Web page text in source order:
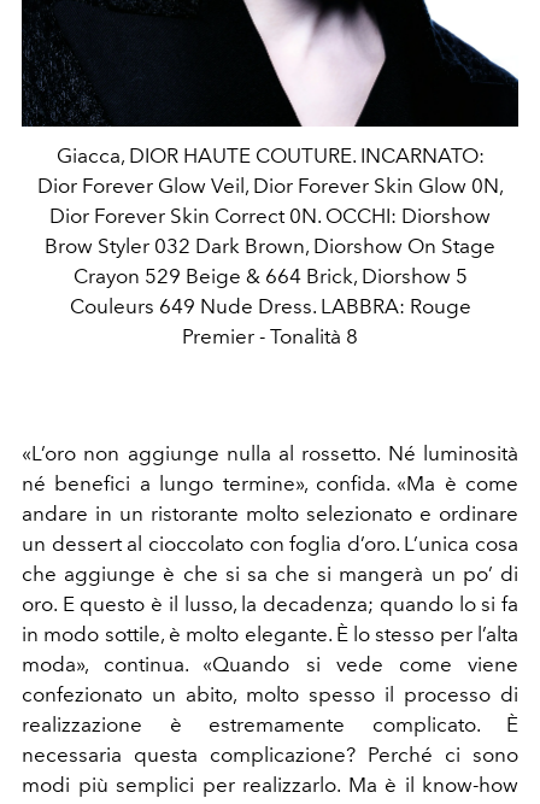
Giacca, DIOR HAUTE COUTURE. INCARNATO:
Dior Forever Glow Veil, Dior Forever Skin Glow 0N,
Dior Forever Skin Correct 0N. OCCHI: Diorshow
Brow Styler 032 Dark Brown, Diorshow On Stage
Crayon 529 Beige & 664 Brick, Diorshow 5
Couleurs 649 Nude Dress. LABBRA: Rouge
Premier - Tonalità 8
«L’oro non aggiunge nulla al rossetto. Né luminosità
né benefici a lungo termine», confida. «Ma è come
andare in un ristorante molto selezionato e ordinare
un dessert al cioccolato con foglia d’oro. L’unica cosa
che aggiunge è che si sa che si mangerà un po’ di
oro. E questo è il lusso, la decadenza; quando lo si fa
in modo sottile, è molto elegante. È lo stesso per l’alta
moda», continua. «Quando si vede come viene
confezionato un abito, molto spesso il processo di
realizzazione è estremamente complicato. È
necessaria questa complicazione? Perché ci sono
modi più semplici per realizzarlo. Ma è il know-how